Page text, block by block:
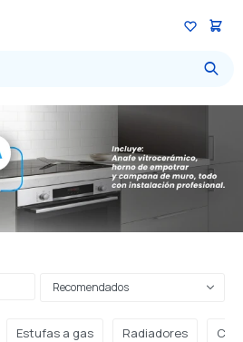
Recomendados
Estufas a gas Radiadores